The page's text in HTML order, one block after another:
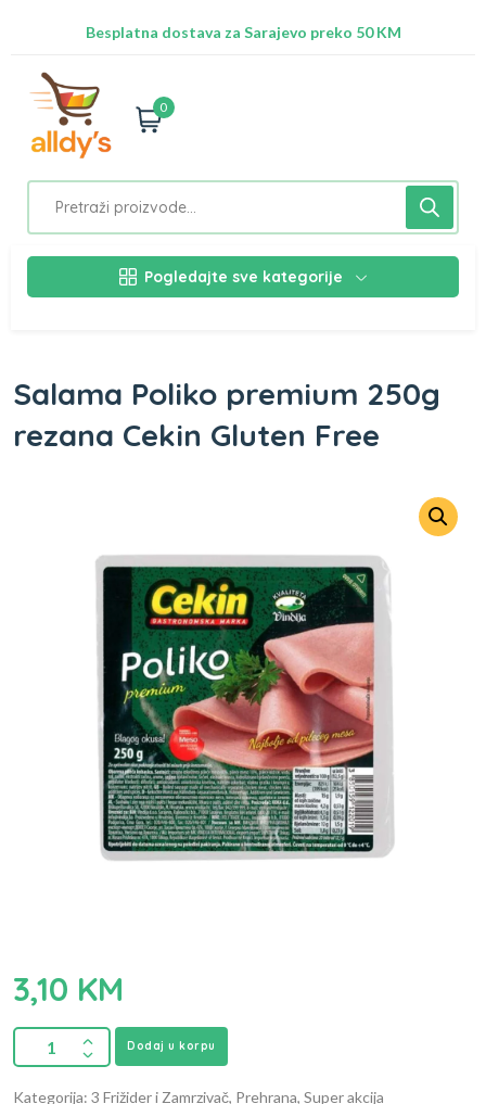
Besplatna dostava za Sarajevo preko 50 KM
0
Pogledajte sve kategorije
Salama Poliko premium 250g
rezana Cekin Gluten Free
3,10 KM
Dodaj u korpu
Kategorija: 3 Frižider i Zamrzivač, Prehrana, Super akcija